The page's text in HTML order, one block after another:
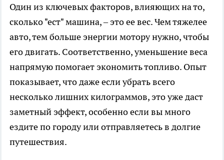
Один из ключевых факторов, влияющих на то,
сколько "ест" машина, – это ее вес. Чем тяжелее
авто, тем больше энергии мотору нужно, чтобы
его двигать. Соответственно, уменьшение веса
напрямую помогает экономить топливо. Опыт
показывает, что даже если убрать всего
несколько лишних килограммов, это уже даст
заметный эффект, особенно если вы много
ездите по городу или отправляетесь в долгие
путешествия.